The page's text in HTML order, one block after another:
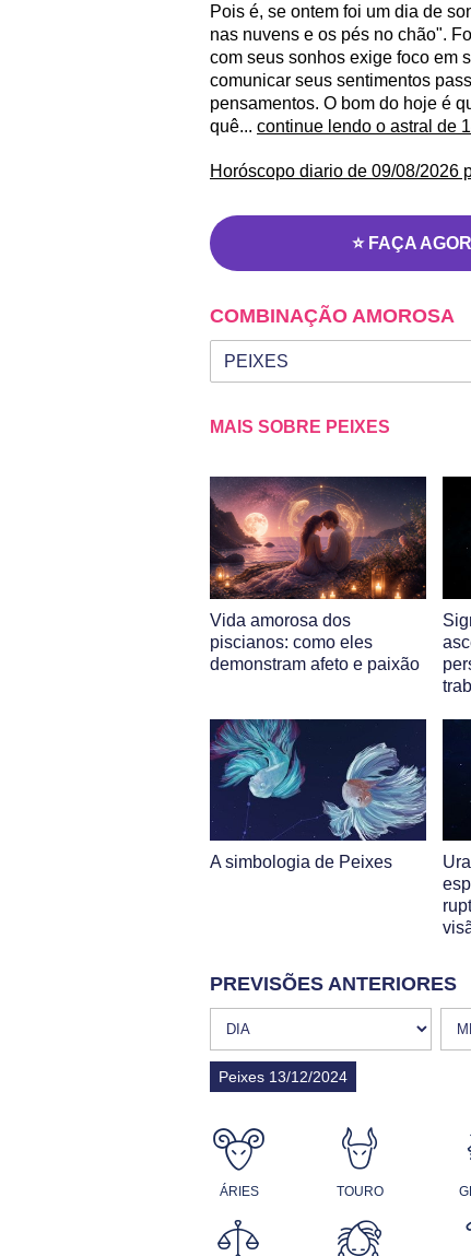
Pois é, se ontem foi um dia de
nas nuvens e os pés no chão".
com seus sonhos exige foco em
comunicar seus sentimentos
pensamentos. O bom do hoje é
quê... continue lendo o astral de
Horóscopo diario de 09/08/2026
⭐ FAÇA
COMBINAÇÃO AMOROSA
Seu signo
Signo da outra pessoa
MAIS SOBRE PEIXES
Vida amorosa dos
piscianos: como eles
demonstram afeto e paixão
A simbologia de Peixes
PREVISÕES ANTERIORES
Peixes 13/12/2024
ÁRIES TOURO